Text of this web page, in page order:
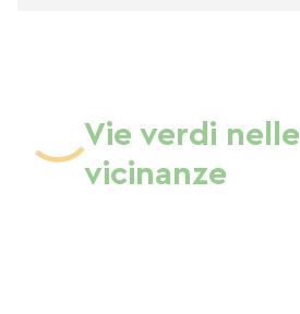
Vie verdi nelle
vicinanze